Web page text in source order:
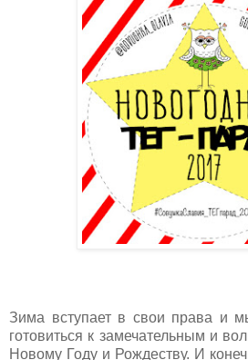
Зима вступает в свои права и
готовиться к замечательным и
Новому Году и Рождеству. И